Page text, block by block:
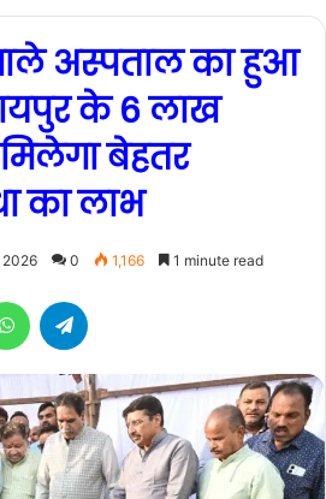
अस्पताल का हुआ
के 6 लाख
बेहतर
का लाभ
2026 0 1,166 1 minute read